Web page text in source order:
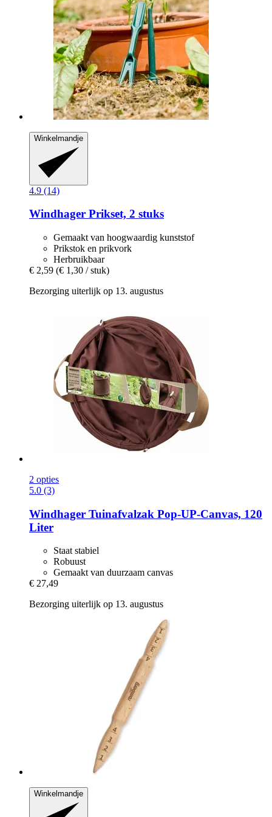
Winkelmandje
4.9 (14)
Windhager Prikset, 2 stuks
Gemaakt van hoogwaardig kunststof
Prikstok en prikvork
Herbruikbaar
€ 2,59 (€ 1,30 / stuk)
Bezorging uiterlijk op 13. augustus
2 opties
5.0 (3)
Windhager Tuinafvalzak Pop-​UP-​Canvas, 120
Liter
Staat stabiel
Robuust
Gemaakt van duurzaam canvas
€ 27,49
Bezorging uiterlijk op 13. augustus
Winkelmandje